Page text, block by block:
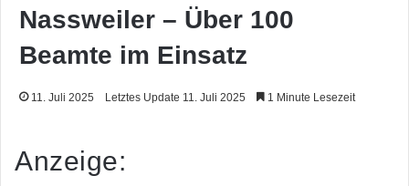
Nassweiler – Über 100
Beamte im Einsatz
11. Juli 2025 Letztes Update 11. Juli 2025 1 Minute Lesezeit
Anzeige: